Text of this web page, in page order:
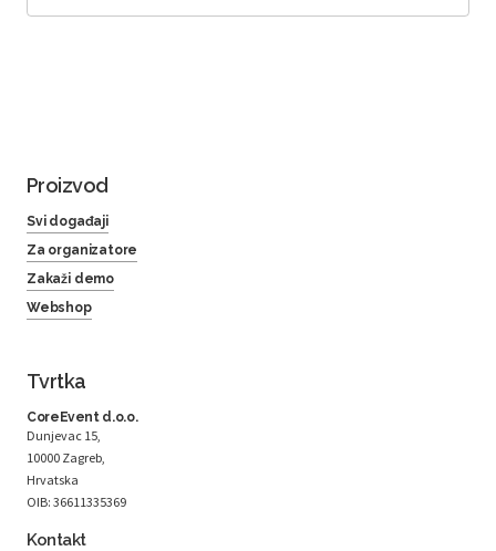
Proizvod
Svi događaji
Za organizatore
Zakaži demo
Webshop
Tvrtka
CoreEvent d.o.o.
Dunjevac 15,
10000 Zagreb,
Hrvatska
OIB: 36611335369
Kontakt